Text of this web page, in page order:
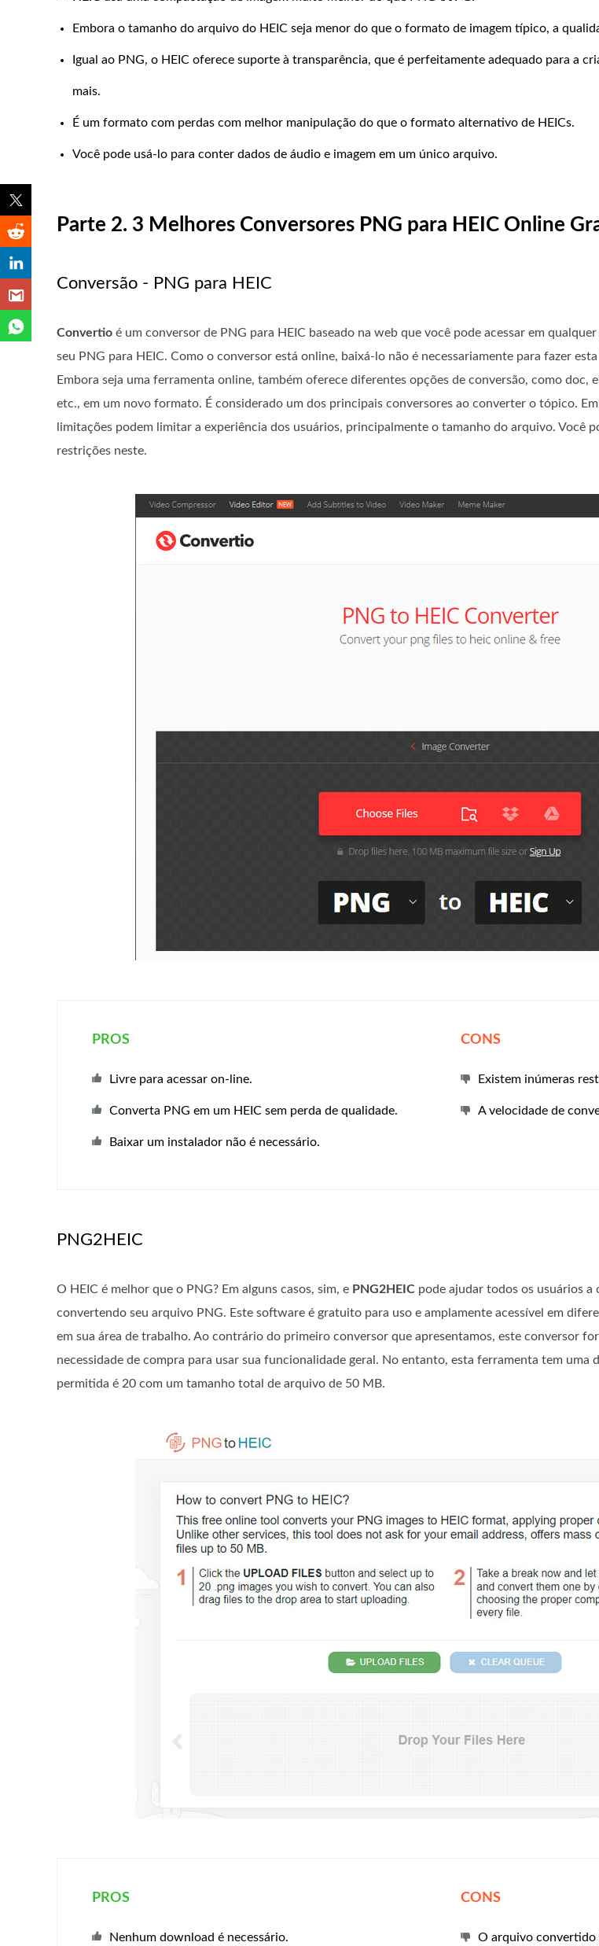
Embora o tamanho do arquivo do HEIC seja menor do que o formato de imagem típico, a
Igual ao PNG, o HEIC oferece suporte à transparência, que é perfeitamente adequado para a
mais.
É um formato com perdas com melhor manipulação do que o formato alternativo de HEICs.
Você pode usá-lo para conter dados de áudio e imagem em um único arquivo.
Parte 2. 3 Melhores Conversores PNG para HEIC Online
Conversão - PNG para HEIC
Convertio é um conversor de PNG para HEIC baseado na web que você pode acessar em
seu PNG para HEIC. Como o conversor está online, baixá-lo não é necessariamente para fazer
Embora seja uma ferramenta online, também oferece diferentes opções de conversão, como doc,
etc., em um novo formato. É considerado um dos principais conversores ao converter o tópico.
limitações podem limitar a experiência dos usuários, principalmente o tamanho do arquivo. Você
restrições neste.
PROS
Livre para acessar on-line.
Converta PNG em um HEIC sem perda de qualidade.
Baixar um instalador não é necessário.
CONS
Existem inúmeras
A velocidade de
PNG2HEIC
O HEIC é melhor que o PNG? Em alguns casos, sim, e PNG2HEIC pode ajudar todos os usuários
convertendo seu arquivo PNG. Este software é gratuito para uso e amplamente acessível em
em sua área de trabalho. Ao contrário do primeiro conversor que apresentamos, este conversor
necessidade de compra para usar sua funcionalidade geral. No entanto, esta ferramenta tem uma
permitida é 20 com um tamanho total de arquivo de 50 MB.
PROS
Nenhum download é necessário.
CONS
O arquivo convertido